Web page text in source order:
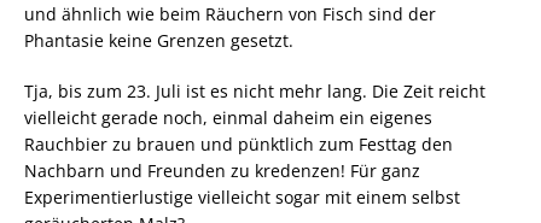
und ähnlich wie beim Räuchern von Fisch sind der
Phantasie keine Grenzen gesetzt.
Tja, bis zum 23. Juli ist es nicht mehr lang. Die Zeit reicht
vielleicht gerade noch, einmal daheim ein eigenes
Rauchbier zu brauen und pünktlich zum Festtag den
Nachbarn und Freunden zu kredenzen! Für ganz
Experimentierlustige vielleicht sogar mit einem selbst